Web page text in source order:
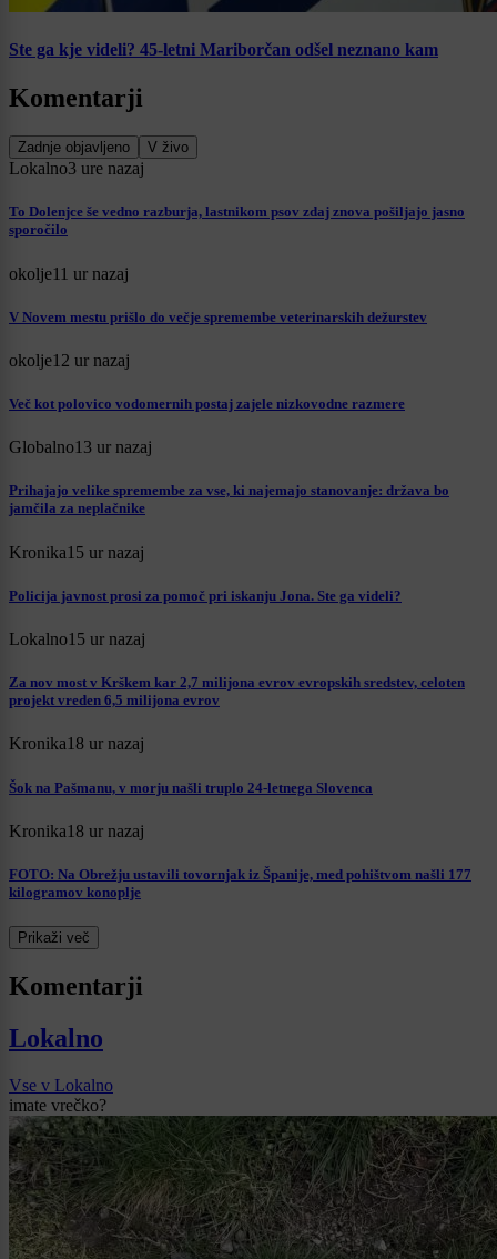
Ste ga kje videli? 45-letni Mariborčan odšel neznano kam
Komentarji
Zadnje objavljeno V živo
Lokalno3 ure nazaj
To Dolenjce še vedno razburja, lastnikom psov zdaj znova pošiljajo jasno
sporočilo
okolje11 ur nazaj
V Novem mestu prišlo do večje spremembe veterinarskih dežurstev
okolje12 ur nazaj
Več kot polovico vodomernih postaj zajele nizkovodne razmere
Globalno13 ur nazaj
Prihajajo velike spremembe za vse, ki najemajo stanovanje: država bo
jamčila za neplačnike
Kronika15 ur nazaj
Policija javnost prosi za pomoč pri iskanju Jona. Ste ga videli?
Lokalno15 ur nazaj
Za nov most v Krškem kar 2,7 milijona evrov evropskih sredstev, celoten
projekt vreden 6,5 milijona evrov
Kronika18 ur nazaj
Šok na Pašmanu, v morju našli truplo 24-letnega Slovenca
Kronika18 ur nazaj
FOTO: Na Obrežju ustavili tovornjak iz Španije, med pohištvom našli 177
kilogramov konoplje
Prikaži več
Komentarji
Lokalno
Vse v Lokalno
imate vrečko?